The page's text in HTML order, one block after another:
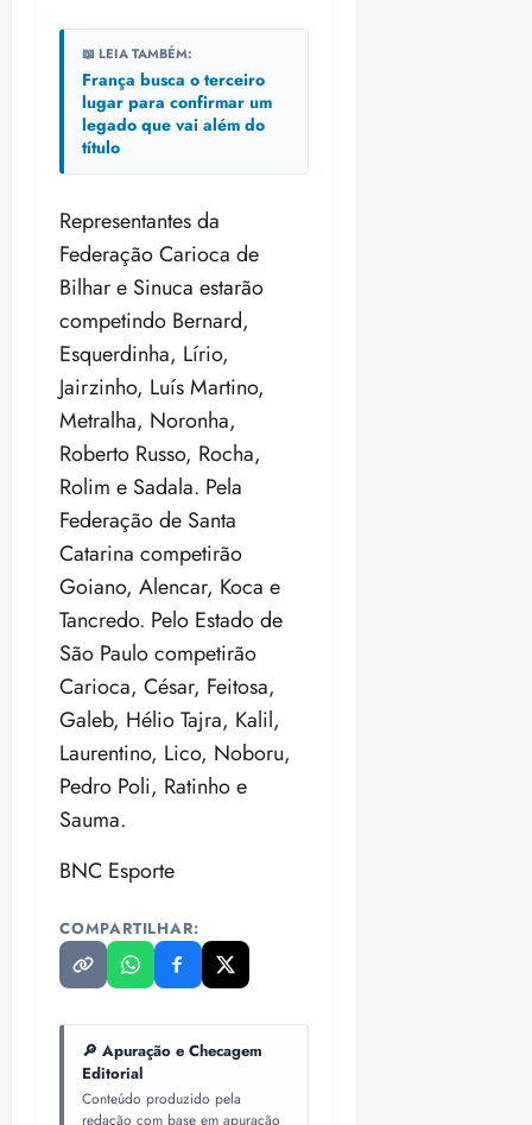
📖 LEIA TAMBÉM:
França busca o terceiro
lugar para confirmar um
legado que vai além do
título
Representantes da
Federação Carioca de
Bilhar e Sinuca estarão
competindo Bernard,
Esquerdinha, Lírio,
Jairzinho, Luís Martino,
Metralha, Noronha,
Roberto Russo, Rocha,
Rolim e Sadala. Pela
Federação de Santa
Catarina competirão
Goiano, Alencar, Koca e
Tancredo. Pelo Estado de
São Paulo competirão
Carioca, César, Feitosa,
Galeb, Hélio Tajra, Kalil,
Laurentino, Lico, Noboru,
Pedro Poli, Ratinho e
Sauma.
BNC Esporte
COMPARTILHAR:
🔎 Apuração e Checagem
Editorial
Conteúdo produzido pela
redação com base em apuração